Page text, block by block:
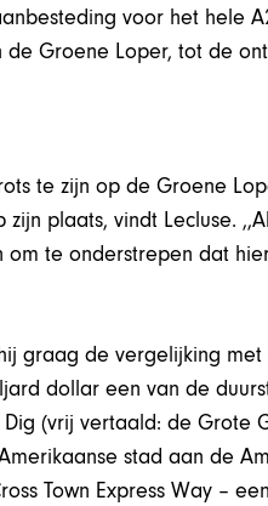
voor het hele
Groene Loper, tot de
te zijn op de Groene
plaats, vindt Lecluse.
te onderstrepen dat
graag de vergelijking met
dollar een van de
(vrij vertaald: de Grote
stad aan de
Town Express Way –